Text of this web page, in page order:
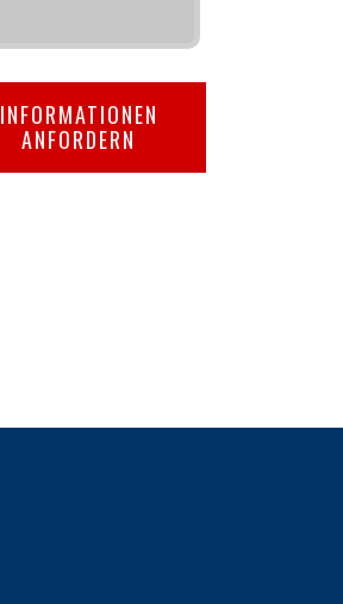
INFORMATIONEN
ANFORDERN